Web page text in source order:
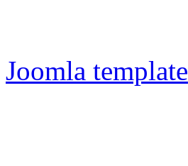
Joomla template